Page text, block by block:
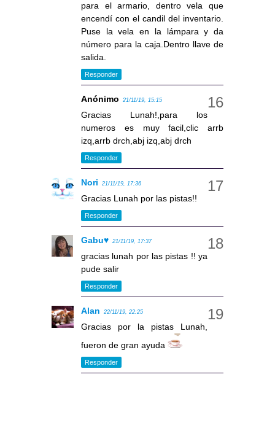
para el armario, dentro vela que
encendí con el candil del inventario.
Puse la vela en la lámpara y da
número para la caja.Dentro llave de
salida.
Responder
Anónimo 21/11/19, 15:15
Gracias Lunah!,para los
numeros es muy facil,clic arrb
izq,arrb drch,abj izq,abj drch
Responder
Nori 21/11/19, 17:36
Gracias Lunah por las pistas!!
Responder
Gabu♥ 21/11/19, 17:37
gracias lunah por las pistas !! ya
pude salir
Responder
Alan 22/11/19, 22:25
Gracias por la pistas Lunah,
fueron de gran ayuda
Responder